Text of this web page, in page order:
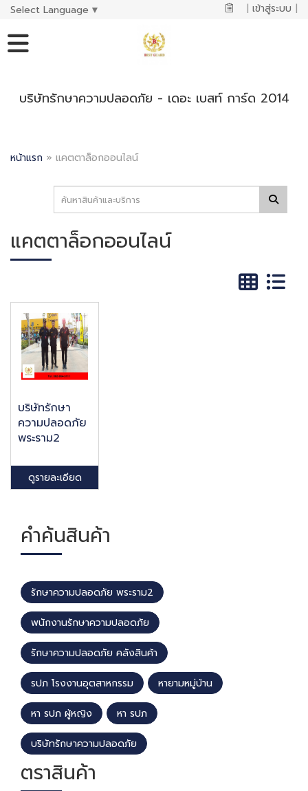
Select Language ▼ | เข้าสู่ระบบ |
บริษัทรักษาความปลอดภัย - เดอะ เบสท์ การ์ด 2014
หน้าแรก » แคตตาล็อกออนไลน์
แคตตาล็อกออนไลน์
บริษัทรักษา
ความปลอดภัย
พระราม2
ดูรายละเอียด
คำค้นสินค้า
รักษาความปลอดภัย พระราม2
พนักงานรักษาความปลอดภัย
รักษาความปลอดภัย คลังสินค้า
รปภ โรงงานอุตสาหกรรม หายามหมู่บ้าน
หา รปภ ผู้หญิง หา รปภ
บริษัทรักษาความปลอดภัย
ตราสินค้า